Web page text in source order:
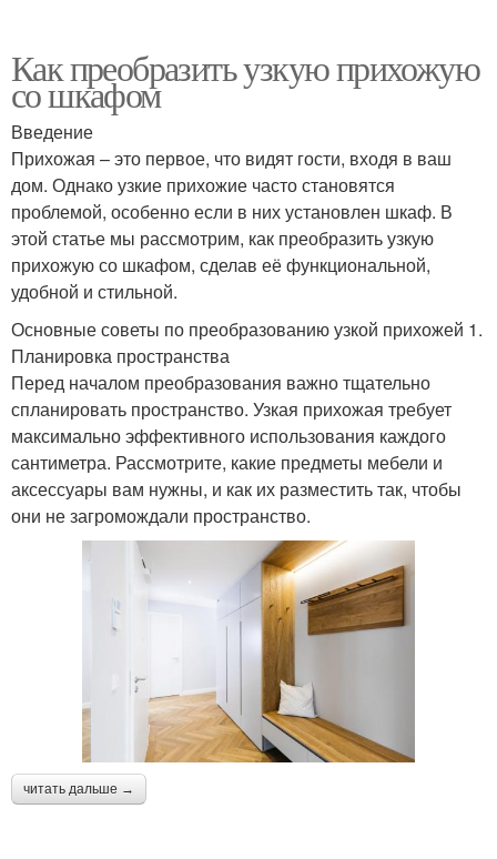
Как преобразить узкую прихожую
со шкафом
Введение
Прихожая – это первое, что видят гости, входя в ваш
дом. Однако узкие прихожие часто становятся
проблемой, особенно если в них установлен шкаф. В
этой статье мы рассмотрим, как преобразить узкую
прихожую со шкафом, сделав её функциональной,
удобной и стильной.
Основные советы по преобразованию узкой прихожей 1.
Планировка пространства
Перед началом преобразования важно тщательно
спланировать пространство. Узкая прихожая требует
максимально эффективного использования каждого
сантиметра. Рассмотрите, какие предметы мебели и
аксессуары вам нужны, и как их разместить так, чтобы
они не загромождали пространство.
читать дальше →